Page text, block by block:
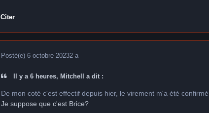
Citer
Posté(e) 6 octobre 20232 a
Il y a 6 heures, Mitchell a dit :
De mon coté c'est effectif depuis hier, le virement m'a été confirmé.
Je suppose que c'est Brice?